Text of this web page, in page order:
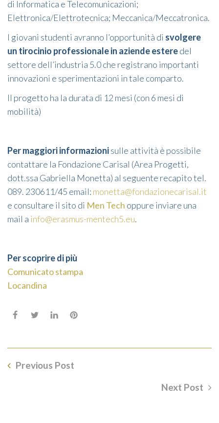
di Informatica e Telecomunicazioni;
Elettronica/Elettrotecnica; Meccanica/Meccatronica.
I giovani studenti avranno l’opportunità di svolgere
un tirocinio professionale in aziende esteredel
settore dell’industria 5.0 che registrano importanti
innovazioni e sperimentazioni in tale comparto.
Il progetto ha la durata di 12 mesi (con 6 mesi di
mobilità)
Per maggiori informazionisulle attività è possibile
contattare la Fondazione Carisal (Area Progetti,
dott.ssa Gabriella Monetta) al seguente recapito tel.
089. 230611/45 email: monetta@fondazionecarisal.it
e consultare il sito di Men Tech oppure inviare una
mail a info@erasmus-mentech5.eu.
Per scoprire di più
Comunicato stampa
Locandina
Previous Post
Next Post